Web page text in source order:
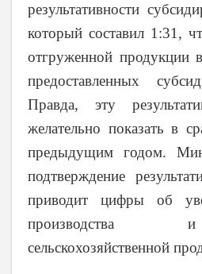
результативности
который составил 1:31,
отгруженной продукции
предоставленных
Правда, эту
желательно показать в
предыдущим годом.
подтверждение
приводит цифры об
производства
сельскохозяйственной